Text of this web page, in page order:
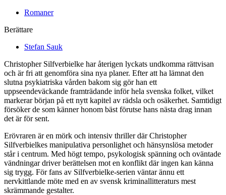
Romaner
Berättare
Stefan Sauk
Christopher Silfverbielke har återigen lyckats undkomma rättvisan
och är fri att genomföra sina nya planer. Efter att ha lämnat den
slutna psykiatriska vården bakom sig gör han ett
uppseendeväckande framträdande inför hela svenska folket, vilket
markerar början på ett nytt kapitel av rädsla och osäkerhet. Samtidigt
försöker de som känner honom bäst förutse hans nästa drag innan
det är för sent.
Erövraren är en mörk och intensiv thriller där Christopher
Silfverbielkes manipulativa personlighet och hänsynslösa metoder
står i centrum. Med högt tempo, psykologisk spänning och oväntade
vändningar driver berättelsen mot en konflikt där ingen kan känna
sig trygg. För fans av Silfverbielke-serien väntar ännu ett
nervkittlande möte med en av svensk kriminallitteraturs mest
skrämmande gestalter.